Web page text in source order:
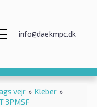
info@daekmpc.dk
vejr » Kleber »
3PMSF